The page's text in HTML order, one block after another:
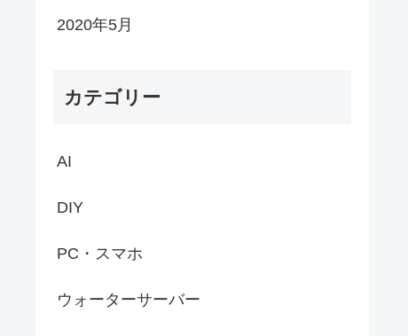
2020年5月
カテゴリー
AI
DIY
PC・スマホ
ウォーターサーバー